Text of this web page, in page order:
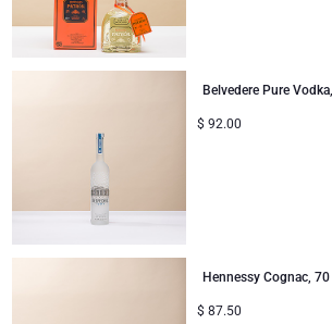
Belvedere Pure
$ 92.00
Hennessy Cognac, 70
$ 87.50